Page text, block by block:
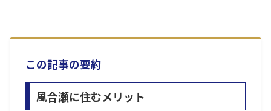
この記事の要約
風合瀬に住むメリット